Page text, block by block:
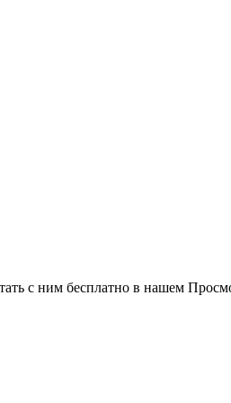
с ним бесплатно в нашем